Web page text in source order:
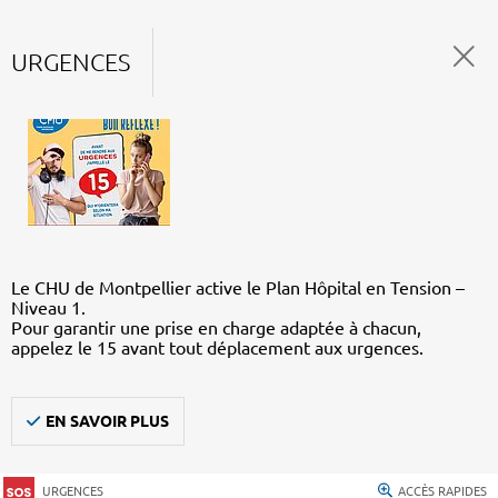
URGENCES
Le CHU de Montpellier active le Plan Hôpital en Tension –
Niveau 1.
Pour garantir une prise en charge adaptée à chacun,
appelez le 15 avant tout déplacement aux urgences.
EN SAVOIR PLUS
URGENCES ACCÈS RAPIDES